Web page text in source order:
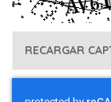
RECARGAR